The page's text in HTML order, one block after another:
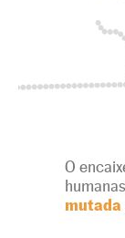
O
mutada